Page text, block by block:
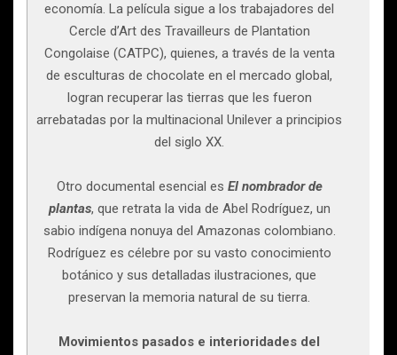
economía. La película sigue a los trabajadores del
Cercle d’Art des Travailleurs de Plantation
Congolaise (CATPC), quienes, a través de la venta
de esculturas de chocolate en el mercado global,
logran recuperar las tierras que les fueron
arrebatadas por la multinacional Unilever a principios
del siglo XX.
Otro documental esencial es El nombrador de
plantas, que retrata la vida de Abel Rodríguez, un
sabio indígena nonuya del Amazonas colombiano.
Rodríguez es célebre por su vasto conocimiento
botánico y sus detalladas ilustraciones, que
preservan la memoria natural de su tierra.
Movimientos pasados e interioridades del